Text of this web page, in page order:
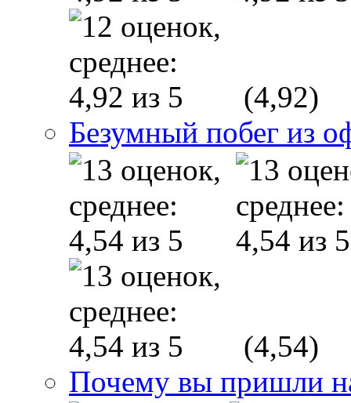
(4,92)
Безумный побег из
(4,54)
Почему вы пришли